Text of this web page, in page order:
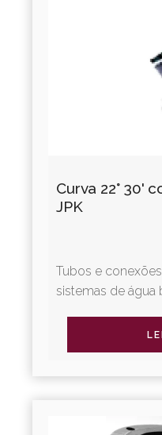
Curva 22° 30'
JPK
Tubos e
sistemas de água
diversos tipos de